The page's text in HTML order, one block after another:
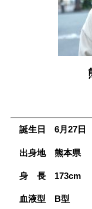
誕生日 6月27 日
出身地 熊本県
身 長 173cm
血液型 B型
会員専用ページ
サイトマップ